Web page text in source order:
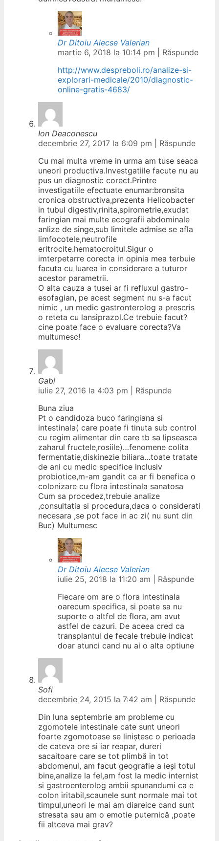
Dr Ditoiu Alecse Valerian
martie 6, 2018 la 10:14 pm
Răspunde
http://www.despreboli.ro/analize-si-
explorari-medicale/2010/diagnostic-
online-gratis-4683/
Ion Deaconescu
decembrie 27, 2017 la 6:09 pm
Răspunde
Cu mai multa vreme in urma am tuse seaca
uneori productiva.Investgatiile facute nu au
pus un diagnostic corect.Printre
investigatiile efectuate enumar:bronsita
cronica obstructiva,prezenta Helicobacter
in tubul digestiv,rinita,spirometrie,exudat
faringian mai multe ecografii abdominale
anlize de singe,sub limitele admise se afla
limfocotele,neutrofile
eritrocite.hematocroitul.Sigur o
imterpetarre corecta in opinia mea terbuie
facuta cu luarea in considerare a tuturor
acestor parametrii.
O alta cauza a tusei ar fi refluxul gastro-
esofagian, pe acest segment nu s-a facut
nimic , un medic gastronterolog a prescris
o reteta cu lansiprazol.Ce trebuie facut?
cine poate face o evaluare corecta?Va
multumesc!
Gabi
iulie 27, 2016 la 4:03 pm
Răspunde
Buna ziua
Pt o candidoza buco faringiana si
intestinala( care poate fi tinuta sub control
cu regim alimentar din care tb sa lipseasca
zaharul fructele,rosiile)…fenomene colita
fermentatie,diskinezie biliara…toate tratate
de ani cu medic specifice inclusiv
probiotice,m-am gandit ca ar fi benefica o
colonizare cu flora intestinala sanatosa
Cum sa procedez,trebuie analize
,consultatia si procedura,daca o considerati
necesara ,se pot face in ac zi( nu sunt din
Buc) Multumesc
Dr Ditoiu Alecse Valerian
iulie 25, 2018 la 11:20 am
Răspunde
Fiecare om are o flora intestinala
oarecum specifica, si poate sa nu
suporte o altfel de flora, am avut
astfel de cazuri. De aceea cred ca
transplantul de fecale trebuie indicat
doar atunci cand nu ai o alta optiune
Sofi
decembrie 24, 2015 la 7:42 am
Răspunde
Din luna septembrie am probleme cu
zgomotele intestinale cate sunt uneori
foarte zgomotoase se liniștesc o perioada
de cateva ore si iar reapar, dureri
sacaitoare care se tot plimbă in tot
abdomenul, am facut geografie a ieși totul
bine,analize la fel,am fost la medic internist
si gastroenterolog ambii spunandumi ca e
colon iritabil,scaunele sunt normale mai tot
timpul,uneori le mai am diareice cand sunt
stresata sau am o emotie puternică ,poate
fii altceva mai grav?